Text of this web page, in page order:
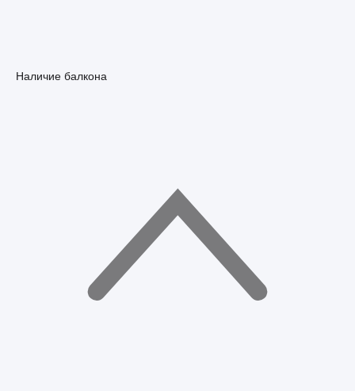
Наличие балкона